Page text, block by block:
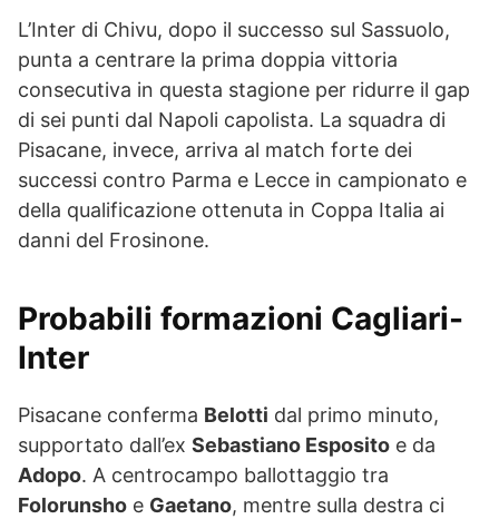
L’Inter di Chivu, dopo il successo sul Sassuolo,
punta a centrare la prima doppia vittoria
consecutiva in questa stagione per ridurre il gap
di sei punti dal Napoli capolista. La squadra di
Pisacane, invece, arriva al match forte dei
successi contro Parma e Lecce in campionato e
della qualificazione ottenuta in Coppa Italia ai
danni del Frosinone.
Probabili formazioni Cagliari-
Inter
Pisacane conferma Belotti dal primo minuto,
supportato dall’ex Sebastiano Esposito e da
Adopo. A centrocampo ballottaggio tra
Folorunsho e Gaetano, mentre sulla destra ci